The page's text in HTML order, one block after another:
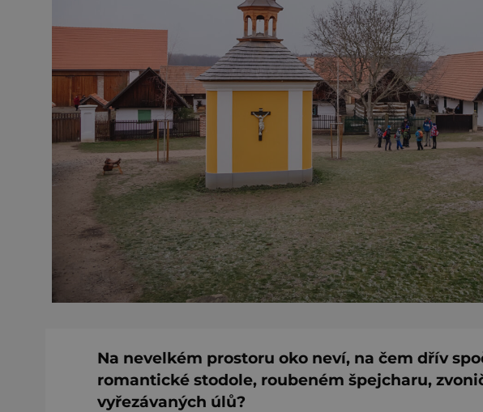
Na nevelkém prostoru oko neví, na čem dřív
romantické stodole, roubeném špejcharu,
vyřezávaných úlů?